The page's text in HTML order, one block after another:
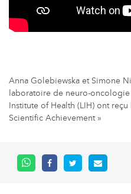
Anna Golebiewska et Simone
laboratoire de neuro-
Institute of Health (LIH) ont
Scientific Achievement »